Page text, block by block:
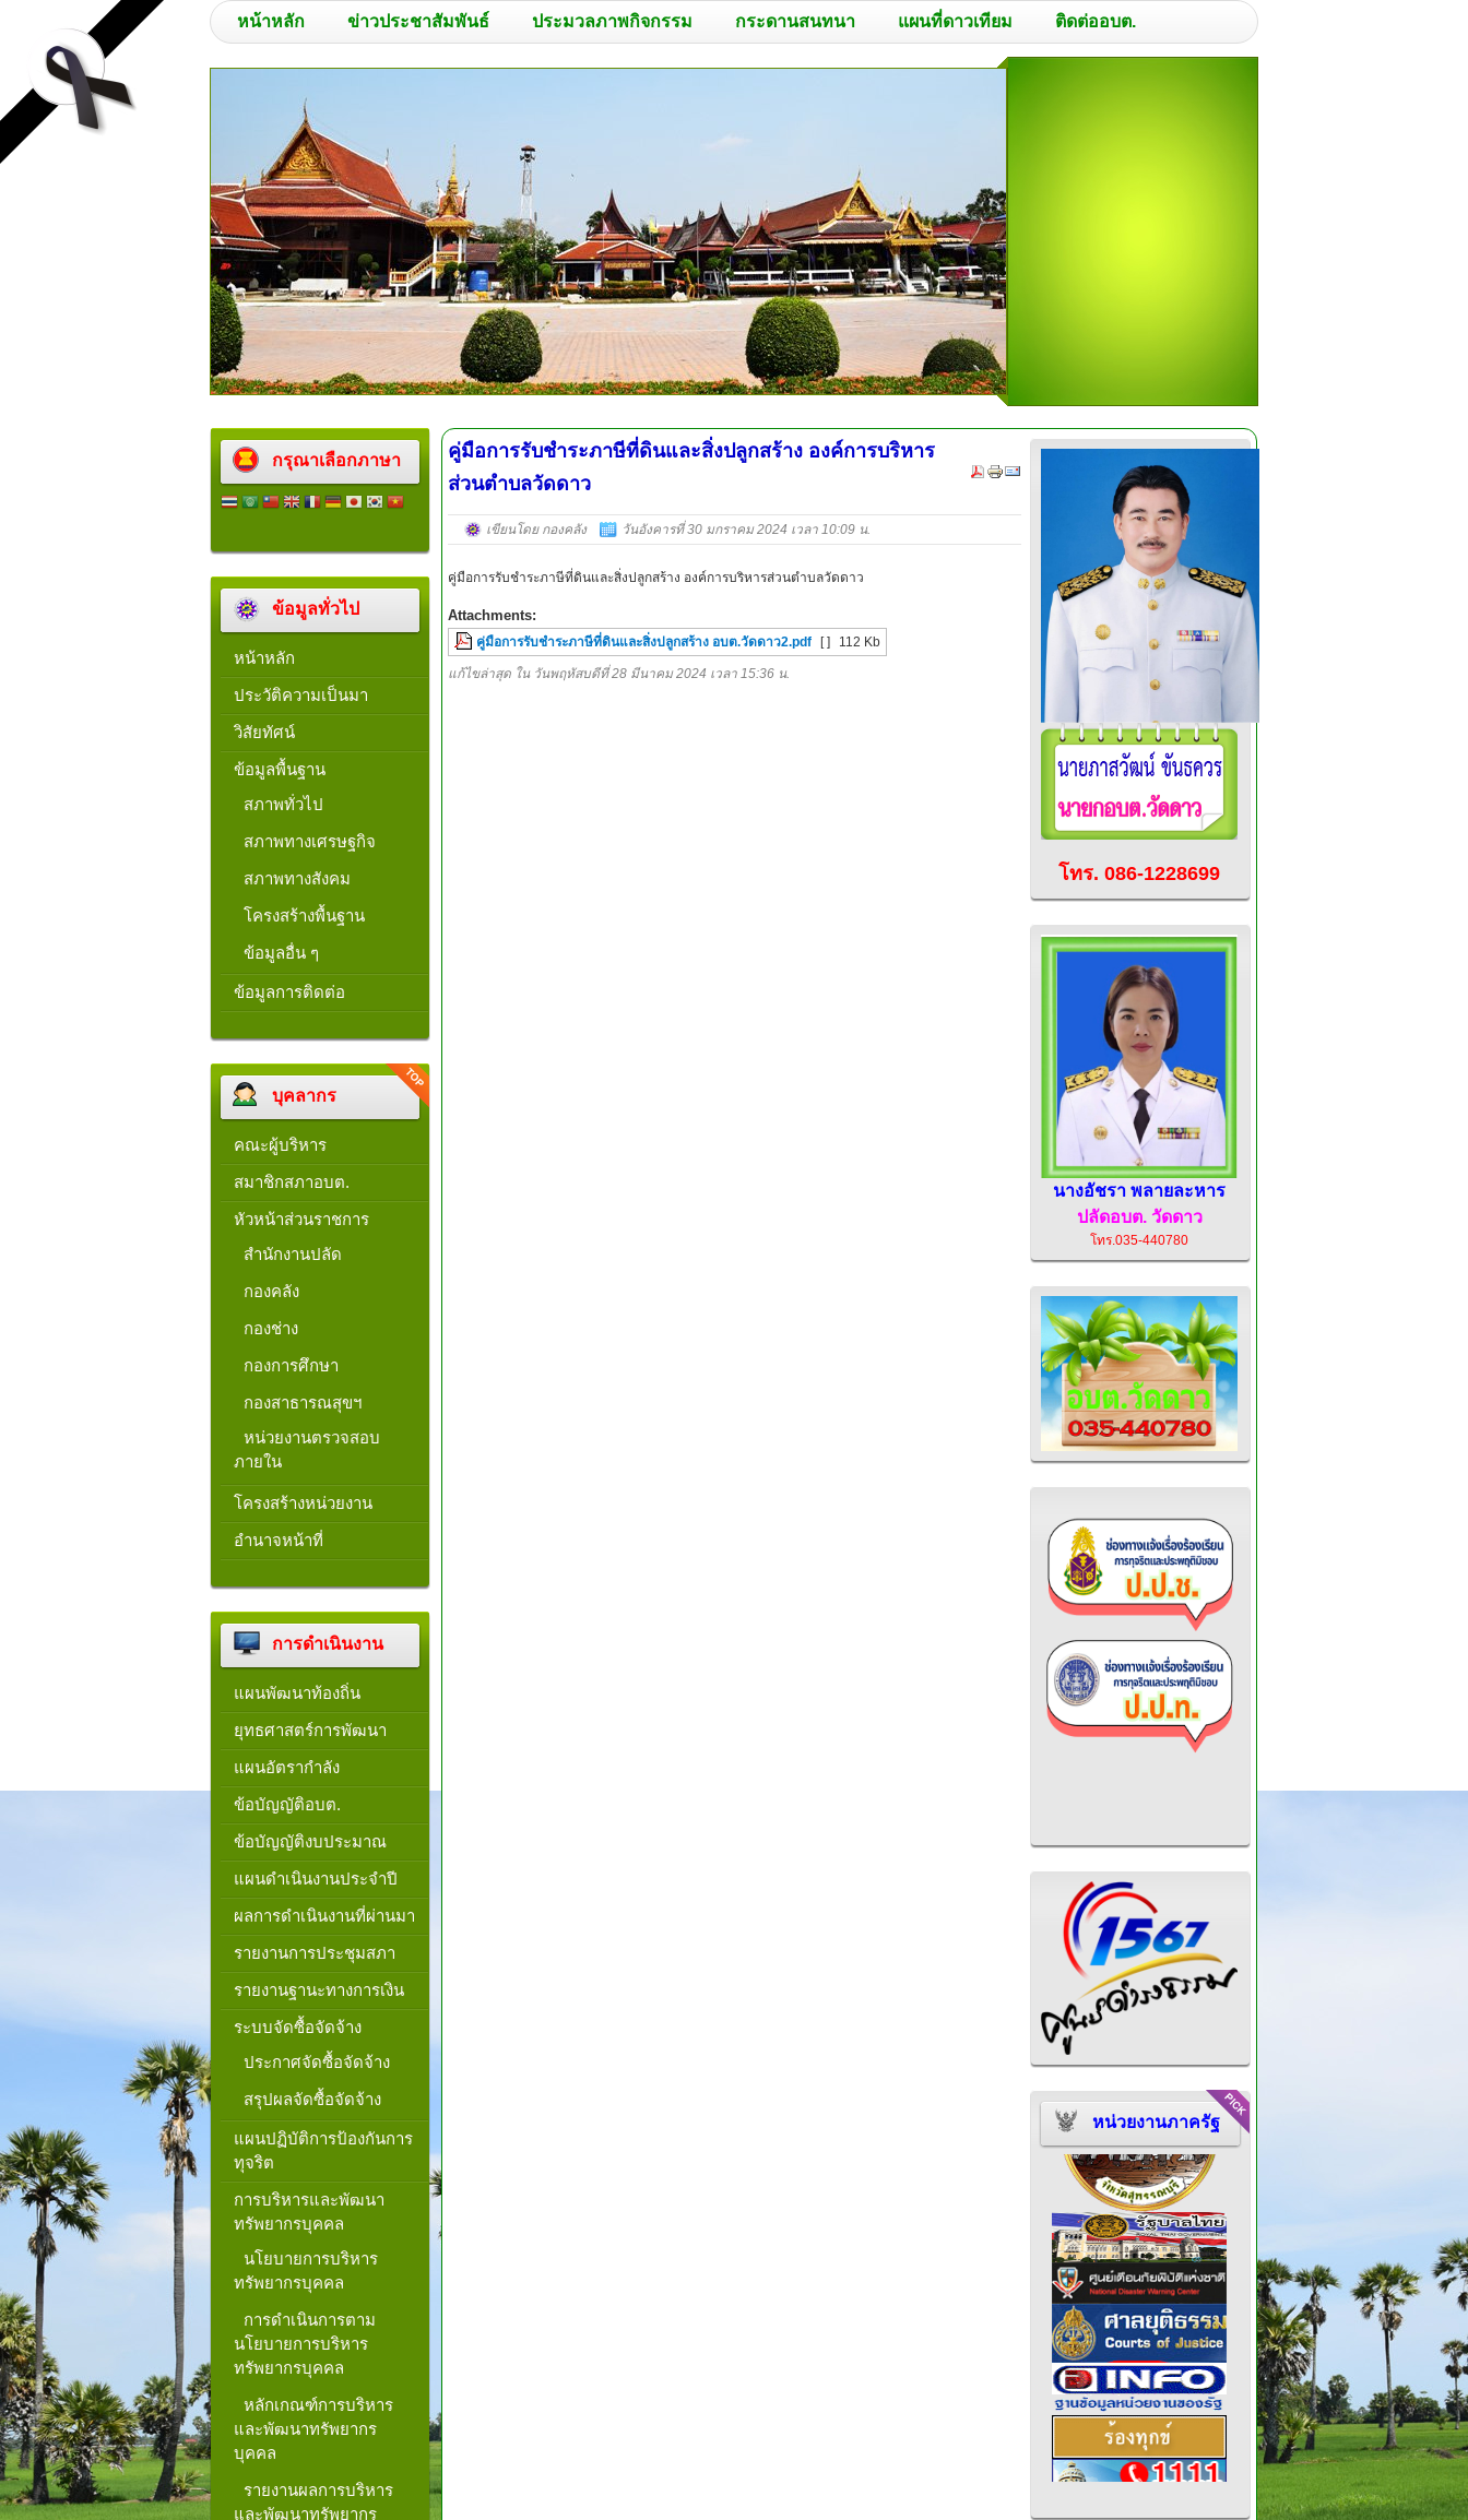
หน้าหลัก ข่าวประชาสัมพันธ์ ประมวลภาพกิจกรรม กระดานสนทนา แผนที่ดาวเทียม ติดต่ออบต.
กรุณาเลือกภาษา
ข้อมูลทั่วไป
หน้าหลัก
ประวัติความเป็นมา
วิสัยทัศน์
ข้อมูลพื้นฐาน
สภาพทั่วไป
สภาพทางเศรษฐกิจ
สภาพทางสังคม
โครงสร้างพื้นฐาน
ข้อมูลอื่น ๆ
ข้อมูลการติดต่อ
บุคลากร
คณะผู้บริหาร
สมาชิกสภาอบต.
หัวหน้าส่วนราชการ
สำนักงานปลัด
กองคลัง
กองช่าง
กองการศึกษา
กองสาธารณสุขฯ
หน่วยงานตรวจสอบ
ภายใน
โครงสร้างหน่วยงาน​
อำนาจหน้าที่
การดำเนินงาน
แผนพัฒนาท้องถิ่น
ยุทธศาสตร์การพัฒนา
แผนอัตรากำลัง
ข้อบัญญัติอบต.
ข้อบัญญัติงบประมาณ
แผนดำเนินงานประจำปี
ผลการดำเนินงานที่ผ่านมา
รายงานการประชุมสภา
รายงานฐานะทางการเงิน
ระบบจัดซื้อจัดจ้าง
ประกาศจัดซื้อจัดจ้าง
สรุปผลจัดซื้อจัดจ้าง
แผนปฏิบัติการป้องกันการ
ทุจริต
การบริหารและพัฒนา
ทรัพยากรบุคคล
นโยบายการบริหาร
ทรัพยากรบุคคล
การดำเนินการตาม
นโยบายการบริหาร
ทรัพยากรบุคคล
หลักเกณฑ์การบริหาร
และพัฒนาทรัพยากร
บุคคล
รายงานผลการบริหาร
และพัฒนาทรัพยากร
คู่มือการรับชำระภาษีที่ดินและสิ่งปลูกสร้าง องค์การบริหาร
ส่วนตำบลวัดดาว
เขียนโดย กองคลัง วันอังคารที่ 30 มกราคม 2024 เวลา 10:09 น.
คู่มือการรับชำระภาษีที่ดินและสิ่งปลูกสร้าง องค์การบริหารส่วนตำบลวัดดาว
Attachments:
คู่มือการรับชำระภาษีที่ดินและสิ่งปลูกสร้าง อบต.วัดดาว2.pdf [ ] 112 Kb
แก้ไขล่าสุด ใน วันพฤหัสบดีที่ 28 มีนาคม 2024 เวลา 15:36 น.
โทร. 086-1228699
นางอัชรา พลายละหาร
ปลัดอบต. วัดดาว
โทร.035-440780
หน่วยงานภาครัฐ